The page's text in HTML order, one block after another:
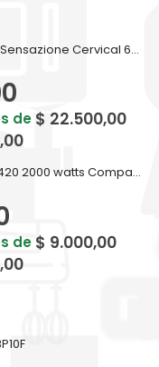
Almohada Piero Visco Sensazione Cervical 60 X 35
de $ 22.500,00
Caloventor Liliana CFH420 2000 watts Compactsun
de $ 9.000,00